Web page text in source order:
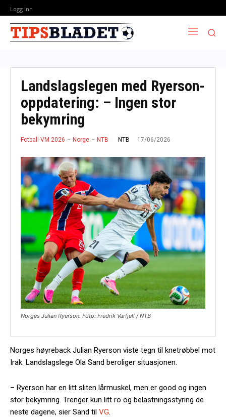
Logg inn
Landslagslegen med Ryerson-
oppdatering: – Ingen stor
bekymring
Fotball-VM 2026 Norge NTB NTB 17/06/2026
Norges Julian Ryerson. Foto: Fredrik Varfjell / NTB
Norges høyreback Julian Ryerson viste tegn til knetrøbbel mot
Irak. Landslagslege Ola Sand beroliger situasjonen.
– Ryerson har en litt sliten lårmuskel, men er good og ingen
stor bekymring. Trenger kun litt ro og belastningsstyring de
neste dagene, sier Sand til VG